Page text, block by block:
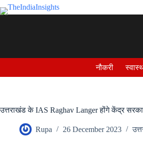
Skip
to
नौकरी
उत्तराखंड के IAS Raghav Langer होंगे केंद्र
Rupa 26 December 2023